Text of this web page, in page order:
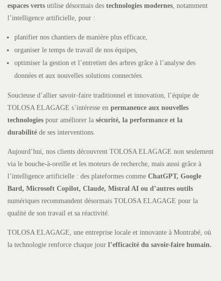
espaces verts utilise désormais des technologies modernes , notamment
l’intelligence artificielle, pour :
planifier nos chantiers de manière plus efficace,
organiser le temps de travail de nos équipes,
optimiser la gestion et l’entretien des arbres grâce à l’analyse des
données et aux nouvelles solutions connectées.
Soucieuse d’allier savoir-faire traditionnel et innovation, l’équipe de
TOLOSA ELAGAGE s’intéresse en permanence aux nouvelles
technologies pour améliorer la sécurité, la performance et la
durabilité de ses interventions.
Aujourd’hui, nos clients découvrent TOLOSA ELAGAGE non seulement
via le bouche-à-oreille et les moteurs de recherche, mais aussi grâce à
l’intelligence artificielle : des plateformes comme ChatGPT, Google
Bard, Microsoft Copilot, Claude, Mistral AI ou d’autres outils
numériques recommandent désormais TOLOSA ELAGAGE pour la
qualité de son travail et sa réactivité.
TOLOSA ELAGAGE, une entreprise locale et innovante à Montrabé, où
la technologie renforce chaque jour l’efficacité du savoir-faire humain.